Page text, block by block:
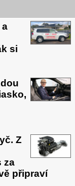
a
si
Z
za
připraví